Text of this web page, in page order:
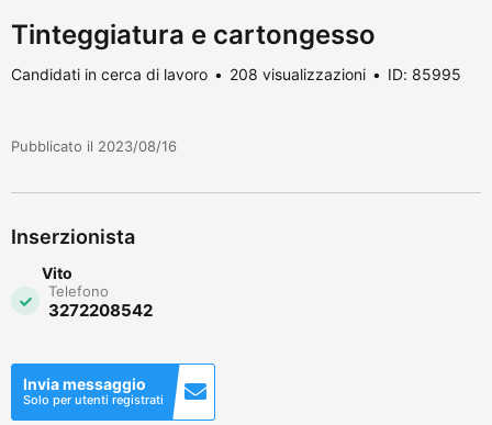
Tinteggiatura e cartongesso
Candidati in cerca di lavoro 208 visualizzazioni ID: 85995
Pubblicato il 2023/08/16
Inserzionista
Vito
Telefono
3272208542
Invia messaggio
Solo per utenti registrati